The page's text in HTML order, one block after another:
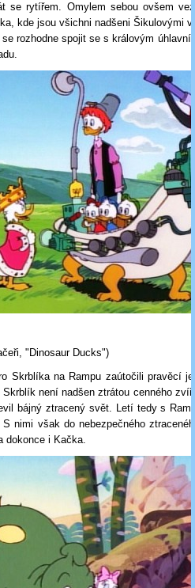
se rytířem. Omylem sebou ovšem
kde jsou všichni nadšeni Šikulovými
rozhodne spojit se s královým
"Dinosaur Ducks")
Skrblíka na Rampu zaútočili pravěcí
není nadšen ztrátou cenného
bájný ztracený svět. Letí tedy s
nimi však do nebezpečného
dokonce i Kačka.